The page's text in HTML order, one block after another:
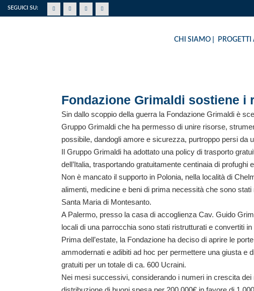
SEGUICI SU:
CHI SIAMO PROGETTI
EMERGENZA
Fondazione Grimaldi sostiene i
Sin dallo scoppio della guerra la Fondazione Grimaldi è
Gruppo Grimaldi che ha permesso di unire risorse,
possibile, dandogli amore e sicurezza, purtroppo persi da
Il Gruppo Grimaldi ha adottato una policy di trasporto
dell’Italia, trasportando gratuitamente centinaia di
Non è mancato il supporto in Polonia, nella località di
alimenti, medicine e beni di prima necessità che sono
Santa Maria di Montesanto.
A Palermo, presso la casa di accoglienza Cav. Guido
locali di una parrocchia sono stati ristrutturati e convertiti
Prima dell’estate, la Fondazione ha deciso di aprire le
ammodernati e adibiti ad hoc per permettere una giusta e
gratuiti per un totale di ca. 600 Ucraini.
Nei mesi successivi, considerando i numeri in crescita